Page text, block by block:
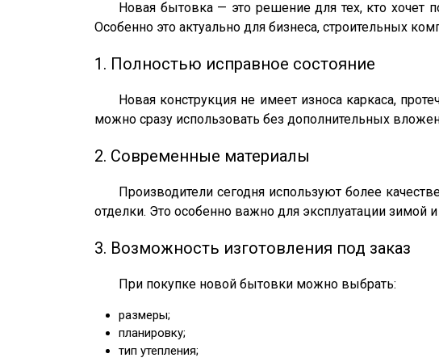
Новая бытовка — это решение для тех, кто
Особенно это актуально для бизнеса, строительных
1. Полностью исправное состояние
Новая конструкция не имеет износа каркаса,
можно сразу использовать без дополнительных
2. Современные материалы
Производители сегодня используют более
отделки. Это особенно важно для эксплуатации зимой
3. Возможность изготовления под заказ
При покупке новой бытовки можно выбрать:
размеры;
планировку;
тип утепления;